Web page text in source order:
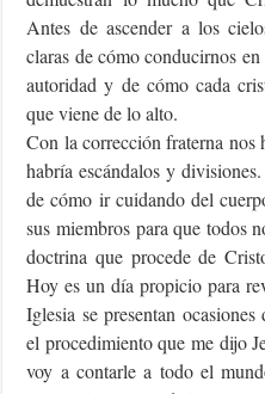
Antes de ascender a los
claras de cómo conducirnos
autoridad y de cómo cada
que viene de lo alto.
Con la corrección fraterna nos
habría escándalos y
de cómo ir cuidando del
sus miembros para que todos
doctrina que procede de
Hoy es un día propicio para
Iglesia se presentan
el procedimiento que me dijo
voy a contarle a todo el